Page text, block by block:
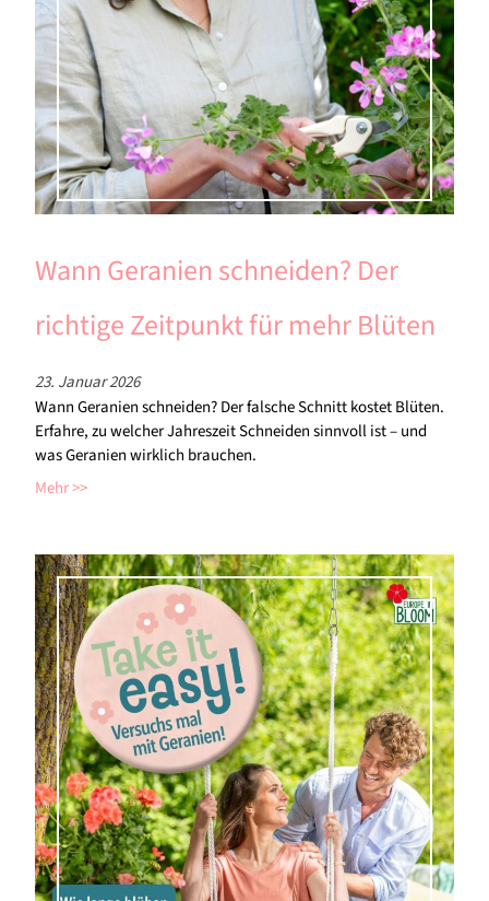
Wann Geranien schneiden? Der
richtige Zeitpunkt für mehr Blüten
23. Januar 2026
Wann Geranien schneiden? Der falsche Schnitt kostet Blüten.
Erfahre, zu welcher Jahreszeit Schneiden sinnvoll ist – und
was Geranien wirklich brauchen.
Mehr